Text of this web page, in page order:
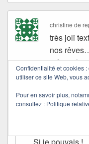
christine de
très joli
nos
referait le
bien
Confidentialité et cookies
utiliser ce site Web, vous
Pour en savoir plus,
consultez : Politique